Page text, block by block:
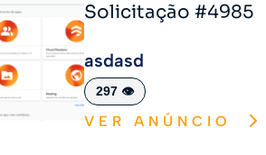
Solicitação #4985
asdasd
297 👁️
VER ANÚNCIO